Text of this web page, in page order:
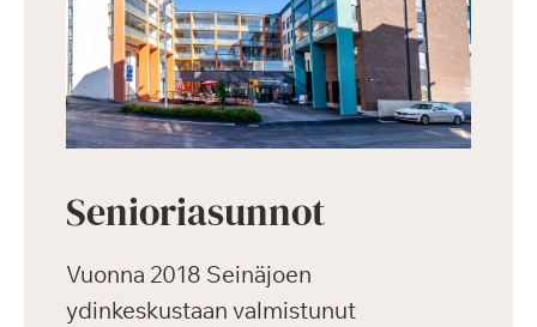
Senioriasunnot
Vuonna 2018 Seinäjoen
ydinkeskustaan valmistunut